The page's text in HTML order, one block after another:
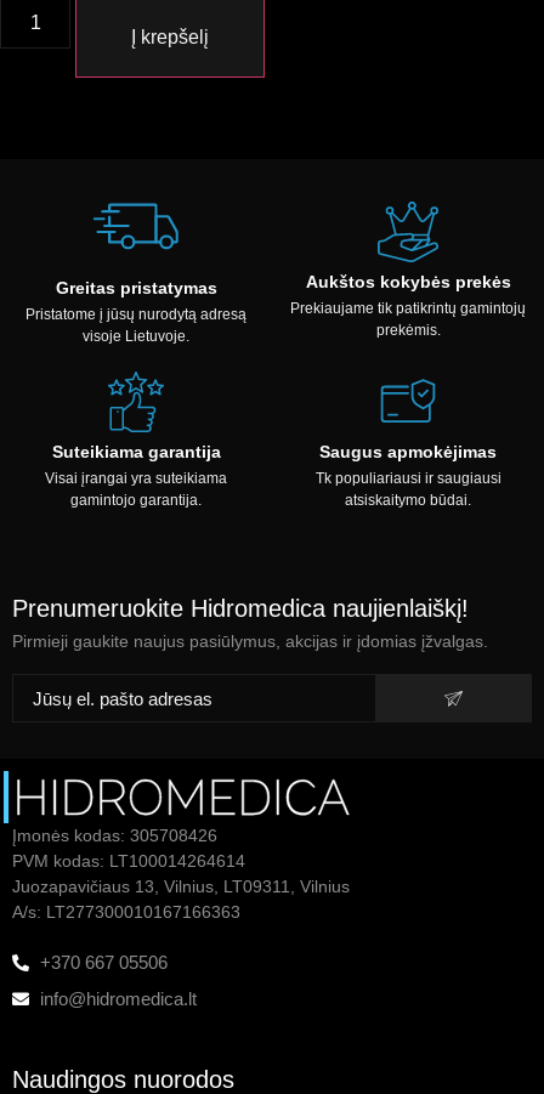
Į krepšelį
Greitas pristatymas
Pristatome į jūsų nurodytą adresą
visoje Lietuvoje.
Aukštos kokybės prekės
Prekiaujame tik patikrintų gamintojų
prekėmis.
Suteikiama garantija
Visai įrangai yra suteikiama
gamintojo garantija.
Saugus apmokėjimas
Tk populiariausi ir saugiausi
atsiskaitymo būdai.
Prenumeruokite Hidromedica naujienlaiškį!
Pirmieji gaukite naujus pasiūlymus, akcijas ir įdomias įžvalgas.
Įmonės kodas: 305708426
PVM kodas: LT100014264614
Juozapavičiaus 13, Vilnius, LT09311, Vilnius
A/s: LT277300010167166363
+370 667 05506
info@hidromedica.lt
Naudingos nuorodos